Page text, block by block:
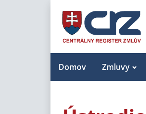
Domov Zmluvy